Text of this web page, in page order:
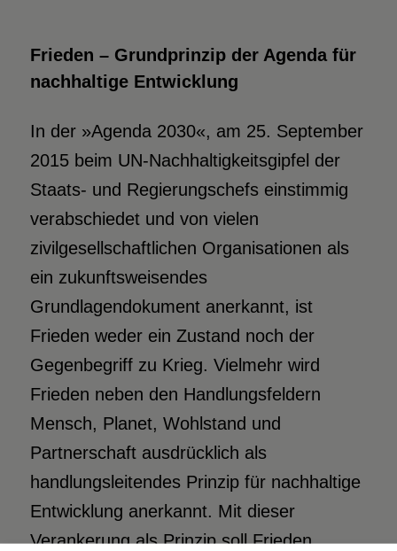
Frieden – Grundprinzip der Agenda für
nachhaltige Entwicklung
In der »Agenda 2030«, am 25. September
2015 beim UN-Nachhaltigkeitsgipfel der
Staats- und Regierungschefs einstimmig
verabschiedet und von vielen
zivilgesellschaftlichen Organisationen als
ein zukunftsweisendes
Grundlagendokument anerkannt, ist
Frieden weder ein Zustand noch der
Gegenbegriff zu Krieg. Vielmehr wird
Frieden neben den Handlungsfeldern
Mensch, Planet, Wohlstand und
Partnerschaft ausdrücklich als
handlungsleitendes Prinzip für nachhaltige
Entwicklung anerkannt. Mit dieser
Verankerung als Prinzip soll Frieden